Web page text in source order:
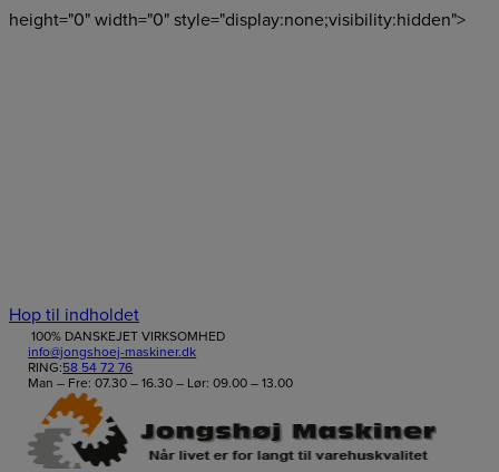
height="0" width="0" style="display:none;visibility:hidden">
Hop til indholdet
100% DANSKEJET VIRKSOMHED
info@jongshoej-maskiner.dk
RING:58 54 72 76
Man – Fre: 07.30 – 16.30 – Lør: 09.00 – 13.00